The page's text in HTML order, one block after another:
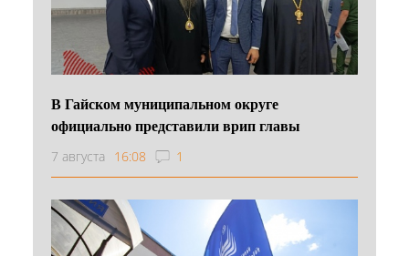
В Гайском муниципальном округе
официально представили врип главы
7 августа 16:08 1